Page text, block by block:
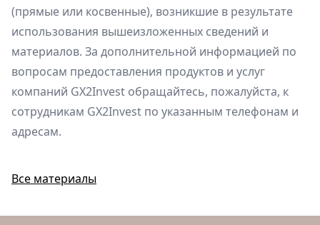
(прямые или косвенные), возникшие в результате
использования вышеизложенных сведений и
материалов. За дополнительной информацией по
вопросам предоставления продуктов и услуг
компаний GX2Invest обращайтесь, пожалуйста, к
сотрудникам GX2Invest по указанным телефонам и
адресам.
Все материалы